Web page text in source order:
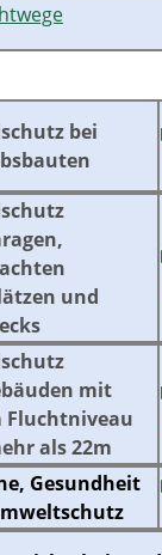
bei
und
mit
Fluchtniveau
als 22m
Gesundheit